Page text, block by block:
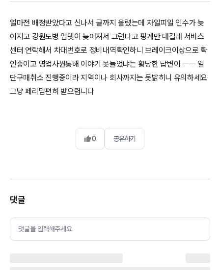
얼마전 배정받았다고 신나서 글까지 올렸는데 차일피일 인수가 늦
어지고 강원도병 업뎃이 늦어져서 그런다고 핑계만 대길래 서비스
센터 연락해서 차대번호로 정비내역확인하니 브레이크이상으로 확
인중이고 영업사원통해 이야기 못들었냐는 황당한 답변이 ㅡㅡ 일
단구매취소 진행중이라 지역이나 회사까지는 못밝히니 유의하세요
그냥 페리맘편히 받으렵니다
0 공유하기
댓글
댓글을 입력해주세요.